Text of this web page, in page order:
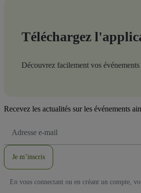
Téléchargez
Découvrez facilement vos événements
Recevez les actualités sur les événements
e-
Je m’inscris
En vous connectant ou en créant un compte,